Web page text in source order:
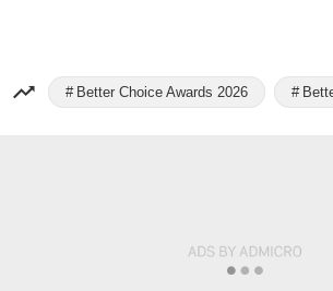
Better Choice Awards 2026